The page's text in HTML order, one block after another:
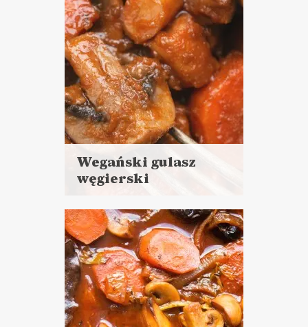
Wegański gulasz
węgierski
więcej
Czas przygotowania:
do 45 minut
DANIA GŁÓWNE
LUNCHE DO PRACY
NORMALNE JEDZENIE ?
VEGANUARY ?